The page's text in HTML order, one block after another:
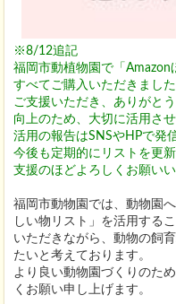
※8/12追記
福岡市動植物園で「Amazon
すべてご購入いただきました
ご支援いただき、ありがと
向上のため、大切に活用さ
活用の報告はSNSやHPで発
今後も定期的にリストを更
支援のほどよろしくお願いい
福岡市動物園では、動物園
しい物リスト」を活用する
いただきながら、動物の飼
たいと考えております。
より良い動物園づくりのた
くお願い申し上げます。